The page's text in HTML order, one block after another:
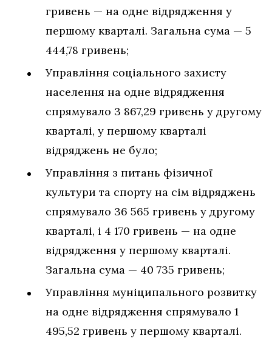
гривень — на одне відрядження у
першому кварталі. Загальна сума — 5
444,78 гривень;
Управління соціального захисту
населення на одне відрядження
спрямувало 3 867,29 гривень у другому
кварталі, у першому кварталі
відряджень не було;
Управління з питань фізичної
культури та спорту на сім відряджень
спрямувало 36 565 гривень у другому
кварталі, і 4 170 гривень — на одне
відрядження у першому кварталі.
Загальна сума — 40 735 гривень;
Управління муніципального розвитку
на одне відрядження спрямувало 1
495,52 гривень у першому кварталі.